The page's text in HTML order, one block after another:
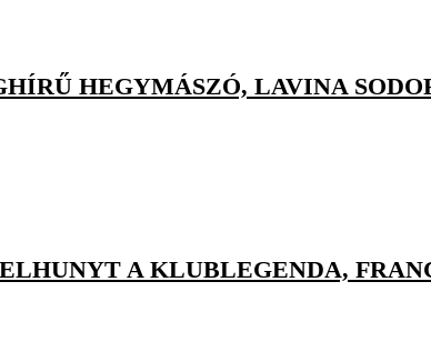
HEGYMÁSZÓ, LAVINA
A KLUBLEGENDA,